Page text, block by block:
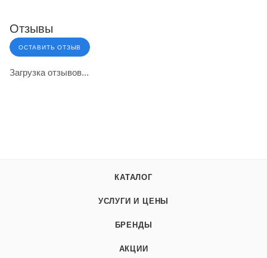
Отзывы
ОСТАВИТЬ ОТЗЫВ
Загрузка отзывов...
КАТАЛОГ
УСЛУГИ И ЦЕНЫ
БРЕНДЫ
АКЦИИ